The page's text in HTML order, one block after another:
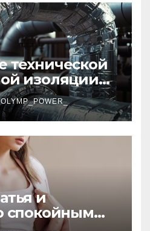
технической
изоляции
OLYMP_POWER_
и
спокойным